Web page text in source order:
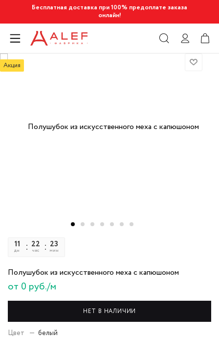
Бесплатная доставка при 100% предоплате заказа
онлайн!
Акция
11
дн
22
час
23
мин
Полушубок из искусственного меха с капюшоном
от 0 руб./м
НЕТ В НАЛИЧИИ
Цвет — белый